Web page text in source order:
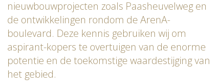
nieuwbouwprojecten zoals Paasheuvelweg en
de ontwikkelingen rondom de ArenA-
boulevard. Deze kennis gebruiken wij om
aspirant-kopers te overtuigen van de enorme
potentie en de toekomstige waardestijging van
het gebied.